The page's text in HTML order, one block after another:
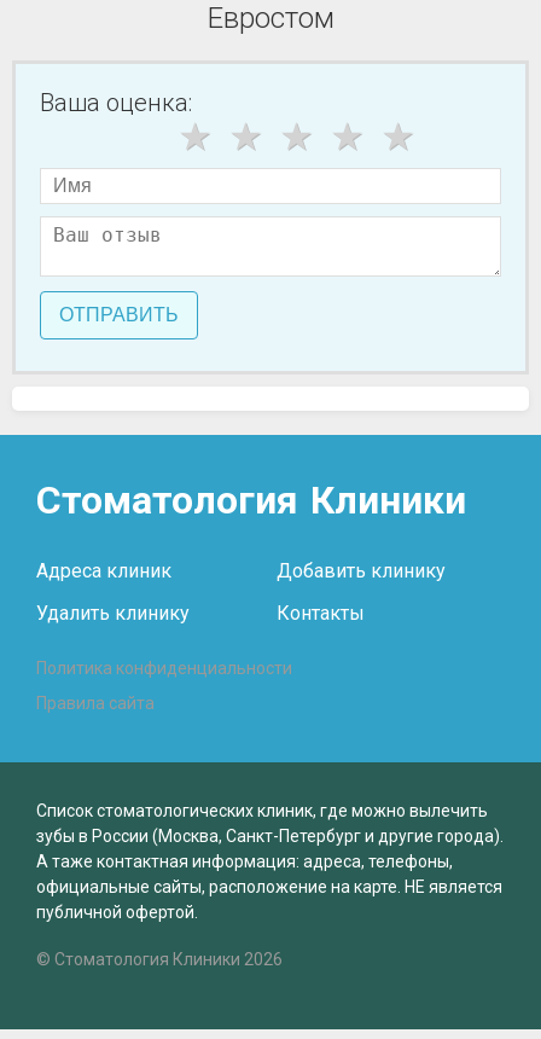
Евростом
Ваша оценка:
ОТПРАВИТЬ
Стоматология Клиники
Адреса клиник
Добавить клинику
Удалить клинику
Контакты
Политика конфиденциальности
Правила сайта
Список стоматологических клиник, где можно вылечить
зубы в России (Москва, Санкт-Петербург и другие города).
А таже контактная информация: адреса, телефоны,
официальные сайты, расположение на карте. НЕ является
публичной офертой.
© Стоматология Клиники 2026